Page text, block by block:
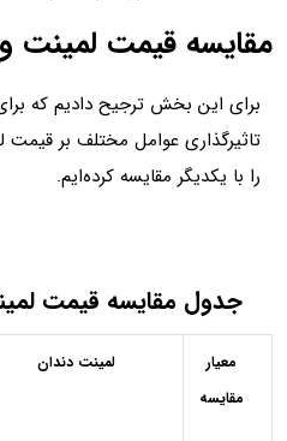
مقایسه قیمت لمینت
برای این بخش ترجیح دادیم که
تاثیرگذاری عوامل مختلف بر
را با یکدیگر مقایسه کرده‌ایم.
جدول مقایسه قیمت
معیار
مقایسه
لمینت دندان